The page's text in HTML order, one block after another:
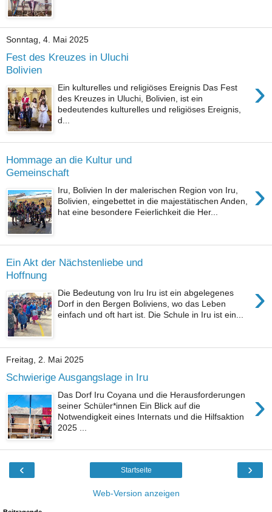
Sonntag, 4. Mai 2025
Fest des Kreuzes in Uluchi
Bolivien
›
Ein kulturelles und religiöses Ereignis Das Fest
des Kreuzes in Uluchi, Bolivien, ist ein
bedeutendes kulturelles und religiöses Ereignis,
d...
Hommage an die Kultur und
Gemeinschaft
›
Iru, Bolivien In der malerischen Region von Iru,
Bolivien, eingebettet in die majestätischen Anden,
hat eine besondere Feierlichkeit die Her...
Ein Akt der Nächstenliebe und
Hoffnung
›
Die Bedeutung von Iru Iru ist ein abgelegenes
Dorf in den Bergen Boliviens, wo das Leben
einfach und oft hart ist. Die Schule in Iru ist ein...
Freitag, 2. Mai 2025
Schwierige Ausgangslage in Iru
›
Das Dorf Iru Coyana und die Herausforderungen
seiner Schüler*innen Ein Blick auf die
Notwendigkeit eines Internats und die Hilfsaktion
2025 ...
‹ ›
Startseite
Web-Version anzeigen